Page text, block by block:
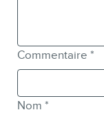
Commentaire *
Nom *